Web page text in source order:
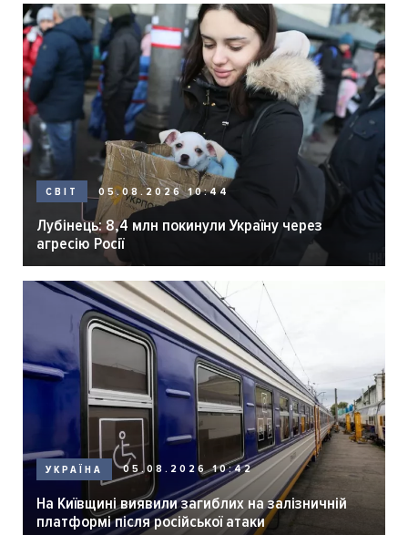
СВІТ 05.08.2026 10:44
Лубінець: 8,4 млн покинули Україну через
агресію Росії
УКРАЇНА 05.08.2026 10:42
На Київщині виявили загиблих на залізничній
платформі після російської атаки